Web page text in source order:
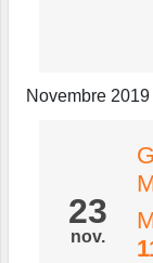
Novembre 2019
23
nov.